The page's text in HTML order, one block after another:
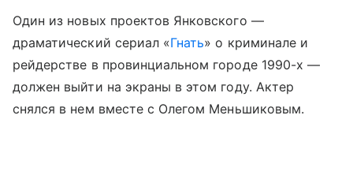
Один из новых проектов Янковского —
драматический сериал «Гнать» о криминале и
рейдерстве в провинциальном городе 1990-х —
должен выйти на экраны в этом году. Актер
снялся в нем вместе с Олегом Меньшиковым.